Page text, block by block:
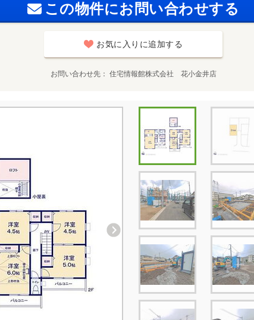
この物件にお問い合わせする
お気に入りに追加する
お問い合わせ先 住宅情報館株式会社 花小金井店